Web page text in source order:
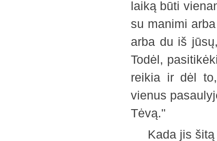
laiką būti
su manimi
arba du iš
Todėl,
reikia ir dėl
vienus
Tėvą."
Kada jis šitą